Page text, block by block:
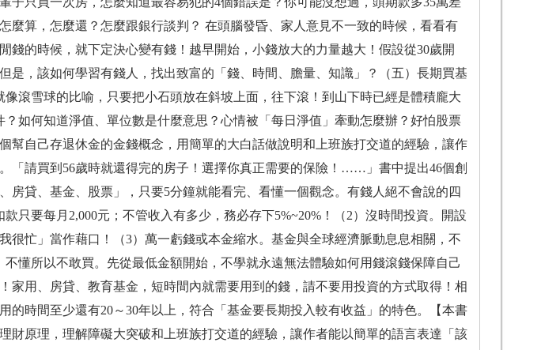
麼算，怎麼還？怎麼跟銀行談判？ 在頭腦發昏、家人意見不一致的時候，看看有
錢的時候，就下定決心變有錢！越早開始，小錢放大的力量越大！假設從30歲開
是，該如何學習有錢人，找出致富的「錢、時間、膽量、知識」？（五）長期買基
滾雪球的比喻，只要把小石頭放在斜坡上面，往下滾！到山下時已經是體積龐大
如何知道淨值、單位數是什麼意思？心情被「每日淨值」牽動怎麼辦？好怕股票
幫自己存退休金的金錢概念，用簡單的大白話做說明和上班族打交道的經驗，讓作
「請買到56歲時就還得完的房子！選擇你真正需要的保險！……」書中提出46個創
房貸、基金、股票」，只要5分鐘就能看完、看懂一個觀念。有錢人絕不會說的四
只要每月2,000元；不管收入有多少，務必存下5%~20%！（2）沒時間投資。開設
很忙」當作藉口！（3）萬一虧錢或本金縮水。基金與全球經濟脈動息息相關，不
懂所以不敢買。先從最低金額開始，不學就永遠無法體驗如何用錢滾錢保障自己
家用、房貸、教育基金，短時間內就需要用到的錢，請不要用投資的方式取得！相
的時間至少還有20～30年以上，符合「基金要長期投入較有收益」的特色。【本書
財原理，理解障礙大突破和上班族打交道的經驗，讓作者能以簡單的語言表達「該